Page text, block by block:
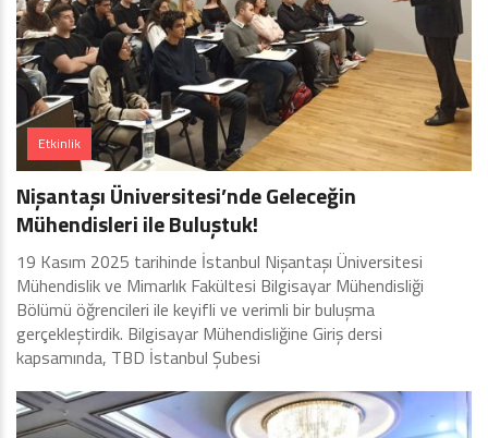
Etkinlik
Nişantaşı Üniversitesi’nde Geleceğin
Mühendisleri ile Buluştuk!
19 Kasım 2025 tarihinde İstanbul Nişantaşı Üniversitesi
Mühendislik ve Mimarlık Fakültesi Bilgisayar Mühendisliği
Bölümü öğrencileri ile keyifli ve verimli bir buluşma
gerçekleştirdik. Bilgisayar Mühendisliğine Giriş dersi
kapsamında, TBD İstanbul Şubesi